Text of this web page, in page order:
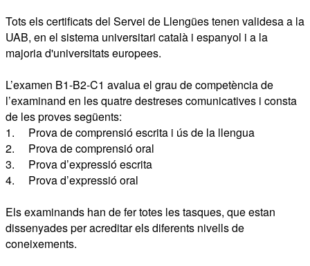
Tots els certificats del Servei de Llengües tenen validesa a la
UAB, en el sistema universitari català i espanyol i a la
majoria d'universitats europees.
L’examen B1-B2-C1 avalua el grau de competència de
l’examinand en les quatre destreses comunicatives i consta
de les proves següents:
1. Prova de comprensió escrita i ús de la llengua
2. Prova de comprensió oral
3. Prova d’expressió escrita
4. Prova d’expressió oral
Els examinands han de fer totes les tasques, que estan
dissenyades per acreditar els diferents nivells de
coneixements.